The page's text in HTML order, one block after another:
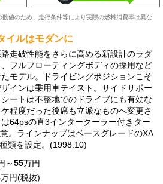
値のため、走行条件等により実際の燃料消費率は異な
イルはモダンに
走破性能をさらに高める新設計のラダ
フルフローティングボディの採用など
モデル。ドライビングポジションこそ
インは乗用車テイスト。サイドサポー
ートは不整地でのドライブにも有効な
程度だった後席も立派なものへ変更さ
64psの直3インタークーラー付きター
。ラインナップはベースグレードのXA
類を設定。(1998.10)
～55万円
万円(税抜)